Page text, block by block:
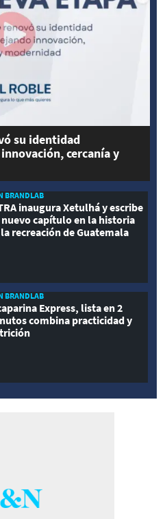
su identidad
cercanía y
BRANDLAB
inaugura Xetulhá y escribe
nuevo capítulo en la historia
recreación de Guatemala
BRANDLAB
Express, lista en 2
combina practicidad y